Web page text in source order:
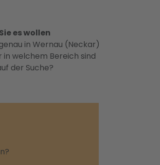
es wollen
in Wernau (Neckar)
in welchem Bereich sind
der Suche?